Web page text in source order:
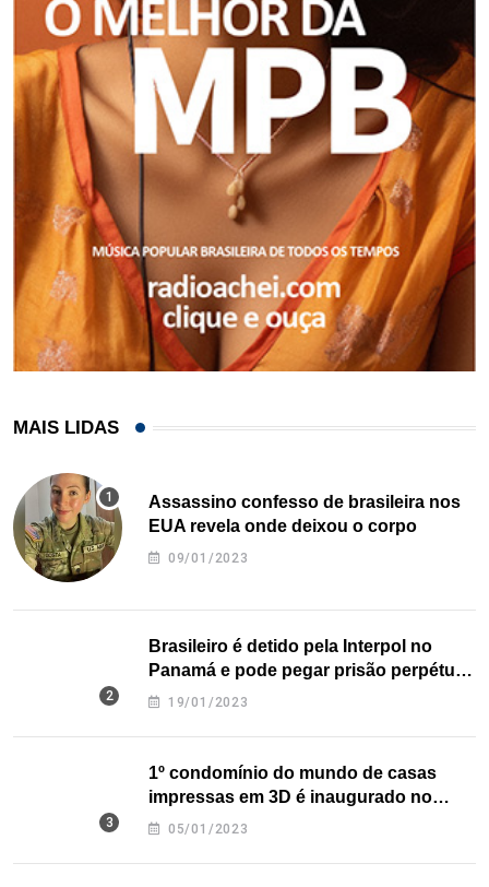
MAIS LIDAS
Assassino confesso de brasileira nos
EUA revela onde deixou o corpo
09/01/2023
Brasileiro é detido pela Interpol no
Panamá e pode pegar prisão perpétua
nos EUA
19/01/2023
1º condomínio do mundo de casas
impressas em 3D é inaugurado no
Texas
05/01/2023